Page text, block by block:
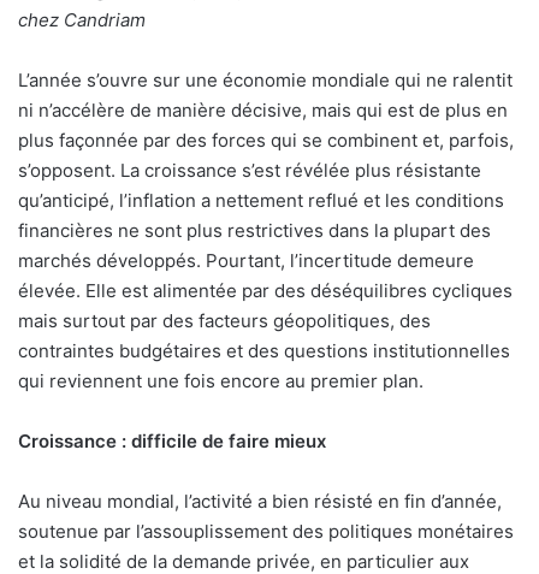
chez Candriam
L’année s’ouvre sur une économie mondiale qui ne ralentit
ni n’accélère de manière décisive, mais qui est de plus en
plus façonnée par des forces qui se combinent et, parfois,
s’opposent. La croissance s’est révélée plus résistante
qu’anticipé, l’inflation a nettement reflué et les conditions
financières ne sont plus restrictives dans la plupart des
marchés développés. Pourtant, l’incertitude demeure
élevée. Elle est alimentée par des déséquilibres cycliques
mais surtout par des facteurs géopolitiques, des
contraintes budgétaires et des questions institutionnelles
qui reviennent une fois encore au premier plan.
Croissance : difficile de faire mieux
Au niveau mondial, l’activité a bien résisté en fin d’année,
soutenue par l’assouplissement des politiques monétaires
et la solidité de la demande privée, en particulier aux